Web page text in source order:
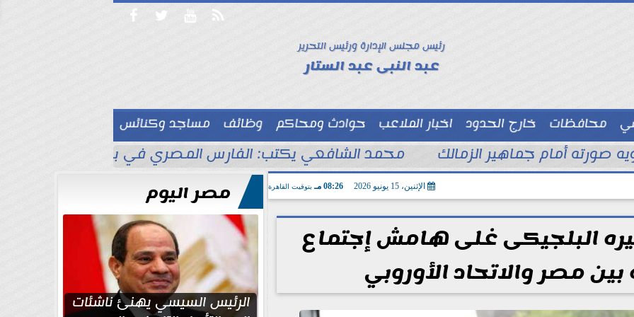
   
رئيس مجلس الإدارة ورئيس التحرير
عبد النبى عبد الستار
محافظات خارج الحدود اخبار الملاعب حوادث ومحاكم وظائف
مساجد وكنائس
توك شو  صورته أمام جماهير الزمالك محمد الشافعي يكتب: الفارس المصري في بلاد الأناضول
الإثنين، 15 يونيو 2026 08:26 مـ بتوقيت القاهرة
البلجيكى غلى هامش إجتماع
مصر والاتحاد الأوروبي
مصر اليوم
الرئيس السيسي يهنئ ناشئات